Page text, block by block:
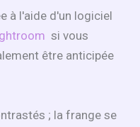
à l'aide d'un logiciel
si vous
être anticipée
; la frange se